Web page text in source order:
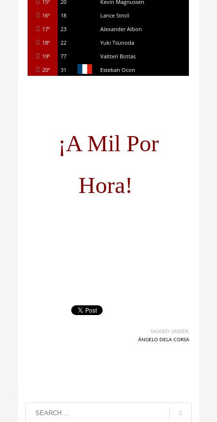
15º
20
Kevin Magnussen
16º
18
Lance Stroll
17º
23
Alexander Albon
18º
22
Yuki Tsunoda
19º
77
Valtteri Bottas
20º
31 Esteban Ocon
¡A Mil Por
Hora!
TAGGED UNDER:
ÁNGELO DELA CORSA